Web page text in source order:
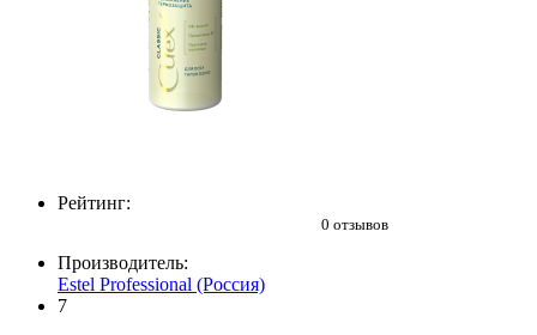
Рейтинг:
0 отзывов
Производитель:
Estel Professional (Россия)
7